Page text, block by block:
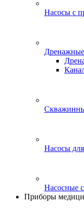
Насосы с
Насосы
Насосные
Приборы